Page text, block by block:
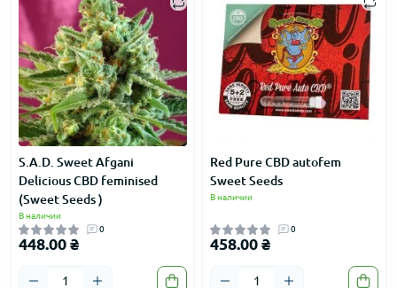
S.A.D. Sweet Afgani
Delicious CBD feminised
(Sweet Seeds )
В наличии
0
448.00 ₴
Red Pure CBD autofem
Sweet Seeds
В наличии
0
458.00 ₴